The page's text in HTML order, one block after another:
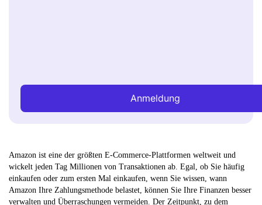
Anmeldung
Amazon ist eine der größten E-Commerce-Plattformen weltweit und
wickelt jeden Tag Millionen von Transaktionen ab. Egal, ob Sie häufig
einkaufen oder zum ersten Mal einkaufen, wenn Sie wissen, wann
Amazon Ihre Zahlungsmethode belastet, können Sie Ihre Finanzen besser
verwalten und Überraschungen vermeiden. Der Zeitpunkt, zu dem